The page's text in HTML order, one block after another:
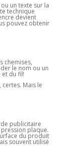
un texte sur la
technique
devient
pouvez obtenir
chemises,
le nom ou un
et du fil!
certes. Mais le
publicitaire
plaque.
du produit
souvent utilisé